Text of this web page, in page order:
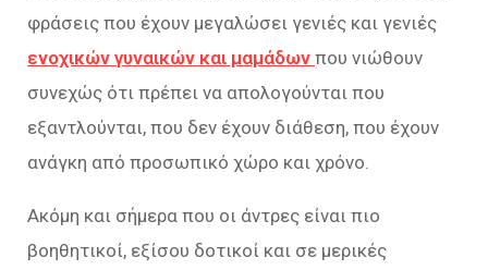
φράσεις που έχουν μεγαλώσει γενιές και γενιές
ενοχικών γυναικών και μαμάδων που νιώθουν
συνεχώς ότι πρέπει να απολογούνται που
εξαντλούνται, που δεν έχουν διάθεση, που έχουν
ανάγκη από προσωπικό χώρο και χρόνο.
Ακόμη και σήμερα που οι άντρες είναι πιο
βοηθητικοί, εξίσου δοτικοί και σε μερικές